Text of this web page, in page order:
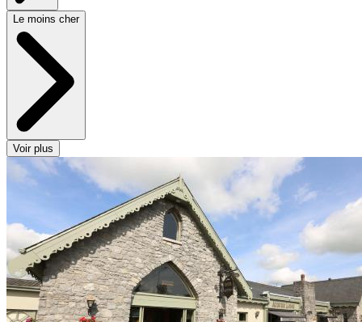
Le moins cher
Voir plus